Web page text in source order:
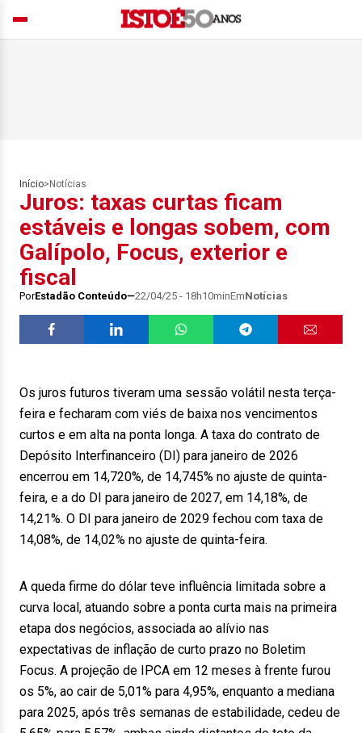
Início> Notícias
Juros: taxas curtas ficam
estáveis e longas sobem, com
Galípolo, Focus, exterior e
fiscal
PorEstadão Conteúdo 22/04/25 - 18h10minEmNotícias
Os juros futuros tiveram uma sessão volátil nesta terça-
feira e fecharam com viés de baixa nos vencimentos
curtos e em alta na ponta longa. A taxa do contrato de
Depósito Interfinanceiro (DI) para janeiro de 2026
encerrou em 14,720%, de 14,745% no ajuste de quinta-
feira, e a do DI para janeiro de 2027, em 14,18%, de
14,21%. O DI para janeiro de 2029 fechou com taxa de
14,08%, de 14,02% no ajuste de quinta-feira.
A queda firme do dólar teve influência limitada sobre a
curva local, atuando sobre a ponta curta mais na primeira
etapa dos negócios, associada ao alívio nas
expectativas de inflação de curto prazo no Boletim
Focus. A projeção de IPCA em 12 meses à frente furou
os 5%, ao cair de 5,01% para 4,95%, enquanto a mediana
para 2025, após três semanas de estabilidade, cedeu de